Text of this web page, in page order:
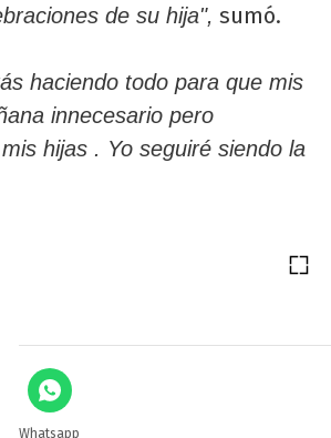
de su hija", sumó.
haciendo todo para que mis
innecesario pero
hijas . Yo seguiré siendo la
Whatsapp